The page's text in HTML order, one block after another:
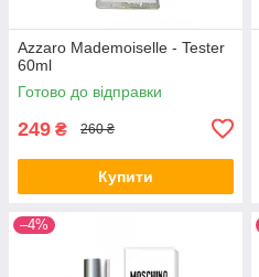
Azzaro Mademoiselle - Tester
60ml
Готово до відправки
249 ₴ 260 ₴
Купити
–4%